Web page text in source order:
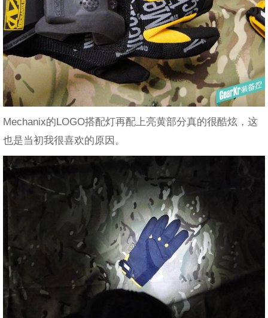
Mechanix的LOGO搭配灯再配上亮黄部分真的很酷炫，这
也是当初我很喜欢的原因。